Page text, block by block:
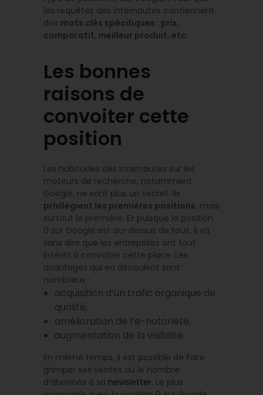
les requêtes des internautes contiennent
des mots clés spécifiques : prix,
comparatif, meilleur produit, etc.
Les bonnes
raisons de
convoiter cette
position
Les habitudes des internautes sur les
moteurs de recherche, notamment
Google, ne sont plus un secret. Ils
privilégient les premières positions, mais
surtout la première. Et puisque la position
0 sur Google est au-dessus de tous, il va
sans dire que les entreprises ont tout
intérêt à convoiter cette place. Les
avantages qui en découlent sont
nombreux :
acquisition d’un trafic organique de
qualité,
amélioration de l’e-notoriété,
augmentation de la visibilité.
En même temps, il est possible de faire
grimper ses ventes ou le nombre
d’abonnés à sa newsletter. Le plus